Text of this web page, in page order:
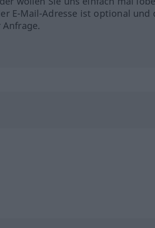
E-Mail-Adresse ist optional und